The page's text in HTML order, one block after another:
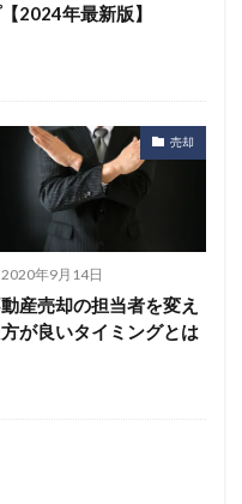
2024年最新版】
売却
2020年9月14日
産売却の担当者を変え
が良いタイミングとは